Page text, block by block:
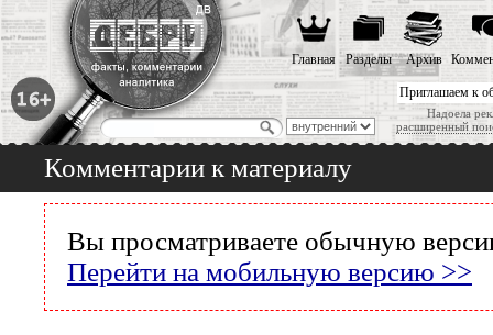
Приглашаем к
Надоела
расширенный
Главная Разделы Архив
Комментарии к материалу
Вы просматриваете обычную
Перейти на мобильную версию >>